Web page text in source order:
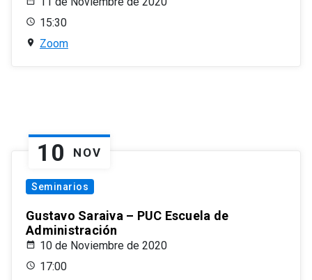
15:30
Zoom
10 NOV
Seminarios
Gustavo Saraiva – PUC Escuela de
Administración
10 de Noviembre de 2020
17:00